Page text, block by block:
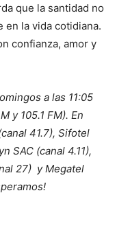
que la santidad no
en la vida cotidiana.
confianza, amor y
a las 11:05
y 105.1 FM). En
41.7), Sifotel
SAC (canal 4.11),
27) y Megatel